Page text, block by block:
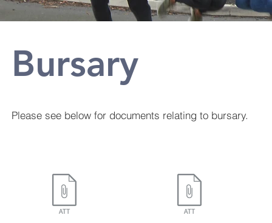
Bursary
Please see below for documents relating to bursary.